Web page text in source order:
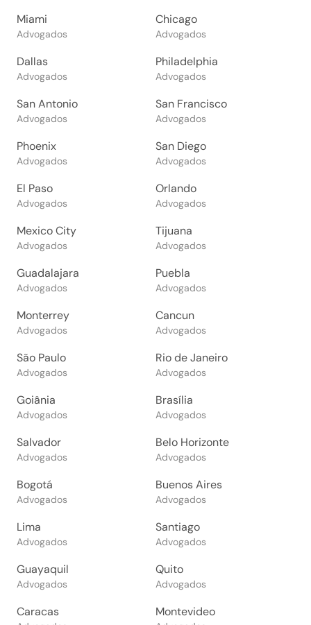
Miami
Advogados
Chicago
Advogados
Dallas
Advogados
Philadelphia
Advogados
San Antonio
Advogados
San Francisco
Advogados
Phoenix
Advogados
San Diego
Advogados
El Paso
Advogados
Orlando
Advogados
Mexico City
Advogados
Tijuana
Advogados
Guadalajara
Advogados
Puebla
Advogados
Monterrey
Advogados
Cancun
Advogados
São Paulo
Advogados
Rio de Janeiro
Advogados
Goiânia
Advogados
Brasília
Advogados
Salvador
Advogados
Belo Horizonte
Advogados
Bogotá
Advogados
Buenos Aires
Advogados
Lima
Advogados
Santiago
Advogados
Guayaquil
Advogados
Quito
Advogados
Caracas Montevideo